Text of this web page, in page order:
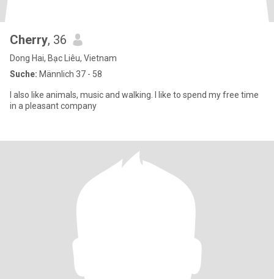
Cherry, 36
Dong Hai, Bạc Liêu, Vietnam
Suche: Männlich 37 - 58
I also like animals, music and walking. I like to spend my free time
in a pleasant company